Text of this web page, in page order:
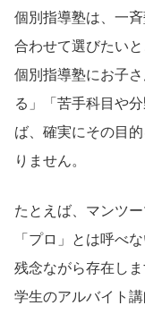
個別指導塾は、一
合わせて選びたいと
個別指導塾にお子
る」「苦手科目や
ば、確実にその目
りません。
たとえば、マンツ
「プロ」とは呼べ
残念ながら存在しま
学生のアルバイト